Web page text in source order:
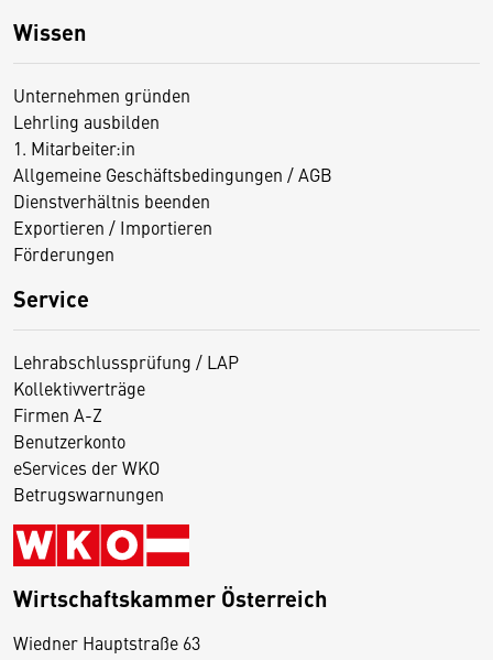
Wissen
Unternehmen gründen
Lehrling ausbilden
1. Mitarbeiter:in
Allgemeine Geschäftsbedingungen / AGB
Dienstverhältnis beenden
Exportieren / Importieren
Förderungen
Service
Lehrabschlussprüfung / LAP
Kollektivverträge
Firmen A-Z
Benutzerkonto
eServices der WKO
Betrugswarnungen
Wirtschaftskammer Österreich
Wiedner Hauptstraße 63
D